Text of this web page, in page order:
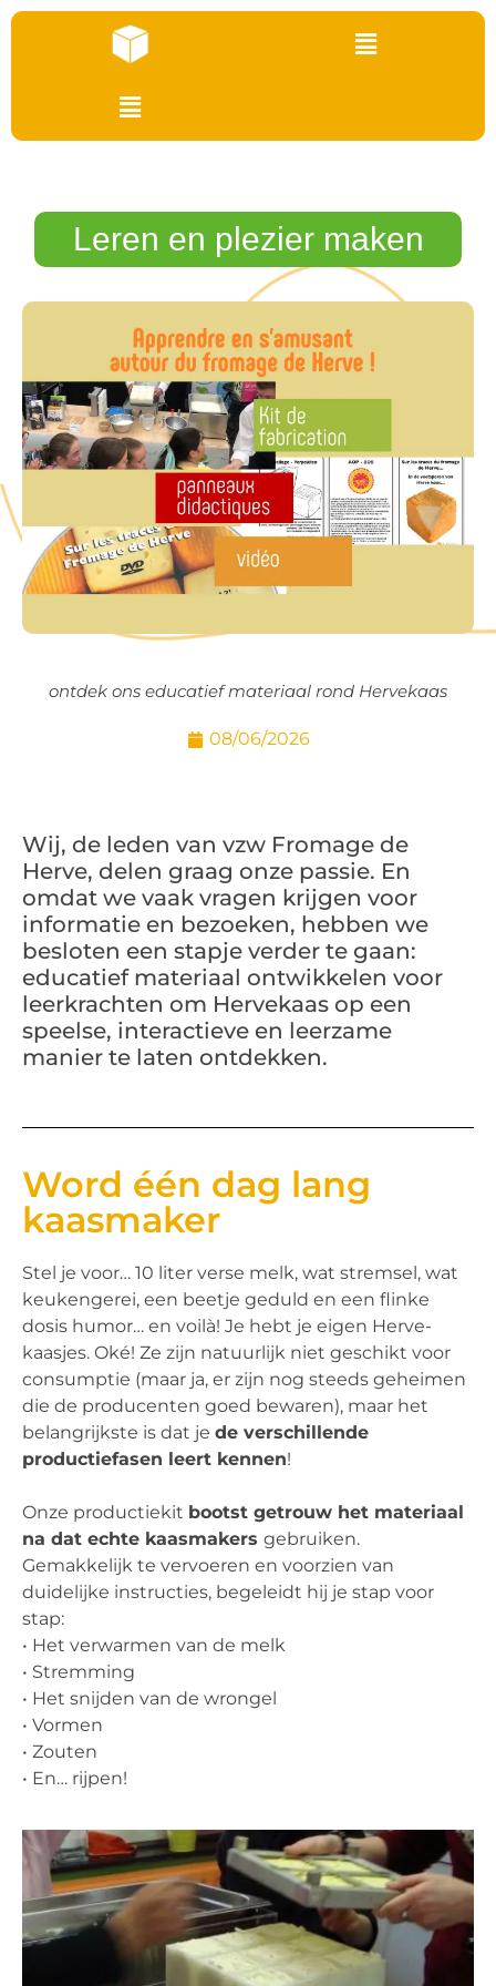
Leren en plezier maken
ontdek ons educatief materiaal rond Hervekaas
08/06/2026
Wij, de leden van vzw Fromage de
Herve, delen graag onze passie. En
omdat we vaak vragen krijgen voor
informatie en bezoeken, hebben we
besloten een stapje verder te gaan:
educatief materiaal ontwikkelen voor
leerkrachten om Hervekaas op een
speelse, interactieve en leerzame
manier te laten ontdekken.
Word één dag lang
kaasmaker
Stel je voor… 10 liter verse melk, wat stremsel, wat
keukengerei, een beetje geduld en een flinke
dosis humor… en voilà! Je hebt je eigen Herve-
kaasjes. Oké! Ze zijn natuurlijk niet geschikt voor
consumptie (maar ja, er zijn nog steeds geheimen
die de producenten goed bewaren), maar het
belangrijkste is dat je de verschillende
productiefasen leert kennen!
Onze productiekit bootst getrouw het materiaal
na dat echte kaasmakers gebruiken.
Gemakkelijk te vervoeren en voorzien van
duidelijke instructies, begeleidt hij je stap voor
stap:
• Het verwarmen van de melk
• Stremming
• Het snijden van de wrongel
• Vormen
• Zouten
• En… rijpen!